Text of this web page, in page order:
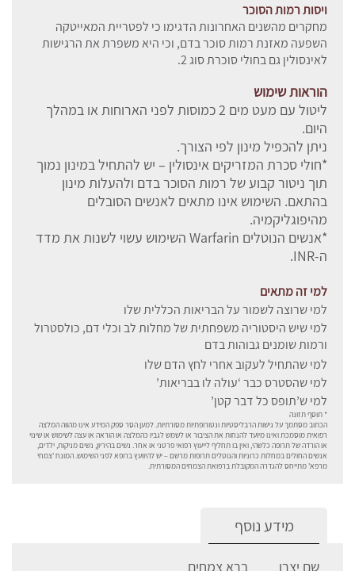
ויסות רמות הסוכר
מחקרים מהשנים האחרונות הדגימו כי לפטריית המאייטקה
השפעה מאזנת רמות סוכר בדם, וכי היא משפרת את הרגישות
לאינסולין גם בחולי סוכרת סוג 2.
הוראות שימוש
ליטול עם מעט מים 2 כמוסות לפני הארוחות או במהלך
היום.
ניתן להכפיל מינון לפי הצורך.
*חולי סכרת המזריקים אינסולין – יש להתחיל במינון נמוך
תוך ניטור קבוע של רמות הסוכר בדם ולהעלות מינון
בהתאם. השימוש אינו מתאים לאנשים הסובלים
מהיפוגליקמיה.
*אנשים הנוטלים Warfarin השימוש עשוי לשנות את מדד
ה-INR.
למי זה מתאים
למי שרוצה לשמור על הבריאות הכללית שלו
למי שיש היסטוריה משפחתית של מחלות לב וכלי דם, כולסטרול
ורמות שומנים גבוהות בדם
למי שהתחיל לעקוב אחרי לחץ הדם שלו
למי שהסטרס כבר ‘עולה לו בבריאות’
למי ש’תופס כל דבר קטן’
* תוסף תזונה
הכתוב מסתמך על גישות הרבליסטיות ונטורופתיות מסורתיות. למען הסר ספק המידע אינו מהווה המלצה
רפואית מוסמכת ואינו מיועד להנחות את הציבור או לשמש לגביו כהמלצה או הוראה או עצה לשימוש או שינוי
או הורדה של תרופה כלשהי, ואין בו תחליף לייעוץ רפואי פרטני או אחר. נשים בהיריון, נשים מניקות, ילדים,
אנשים החולים במחלות כרוניות והנוטלים תרופות מרשם – יש להיוועץ ברופא לפני השימוש. המונח 'צמחי
מרפא' מתייחס להגדרה המקובלת ברפואת הצמחים המסורתית.
מידע נוסף
שם יצרן ברא צמחים